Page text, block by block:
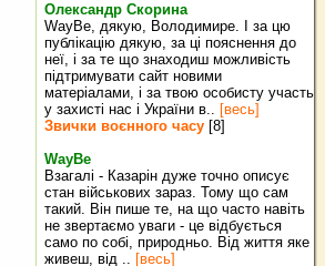
Олександр Скорина
WayBe, дякую, Володимире. І за цю
публікацію дякую, за ці пояснення до
неї, і за те що знаходиш можливість
підтримувати сайт новими
матеріалами, і за твою особисту участь
у захисті нас і України в.. [весь]
Звички воєнного часу [8]
WayBe
Взагалі - Казарін дуже точно описує
стан військових зараз. Тому що сам
такий. Він пише те, на що часто навіть
не звертаємо уваги - це відбується
само по собі, природньо. Від життя яке
живеш, від .. [весь]